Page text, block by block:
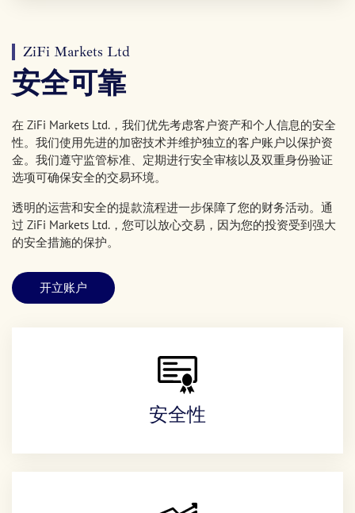
ZiFi Markets Ltd
安全可靠
在 ZiFi Markets Ltd.，我们优先考虑客户资产和个人信息的安全
性。我们使用先进的加密技术并维护独立的客户账户以保护资
金。我们遵守监管标准、定期进行安全审核以及双重身份验证
选项可确保安全的交易环境。
透明的运营和安全的提款流程进一步保障了您的财务活动。通
过 ZiFi Markets Ltd.，您可以放心交易，因为您的投资受到强大
的安全措施的保护。
开立账户
安全性